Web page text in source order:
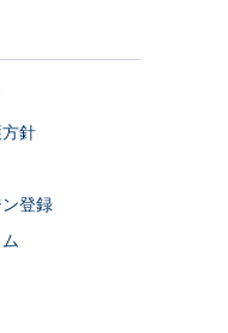
針
ン登録